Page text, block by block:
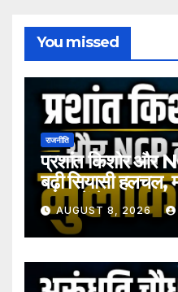
You missed
राजनीति
प्रशांत किशोर और
बढ़ी सियासी हलचल,
अटकलें तेज
AUGUST 8, 2026